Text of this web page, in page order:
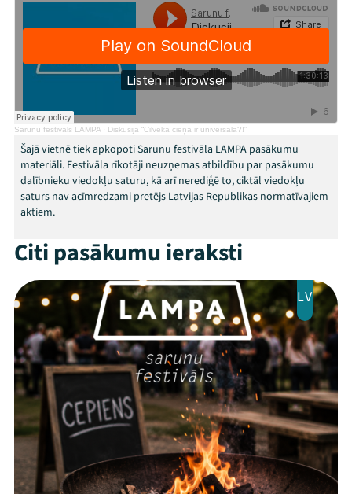
Jaunumi
Ziedo
Veikals
Kontakti
ThreadsFacebookYoutube
X Instagram
Flick TikTok
Sarunu festivāls LAMPA · Diskusija “Cilvēka cieņa ir universāla?!”
Šajā vietnē tiek apkopoti Sarunu festivāla LAMPA pasākumu
materiāli. Festivāla rīkotāji neuzņemas atbildību par pasākumu
dalībnieku viedokļu saturu, kā arī nerediģē to, ciktāl viedokļu
saturs nav acīmredzami pretējs Latvijas Republikas normatīvajiem
aktiem.
Citi pasākumu ieraksti
LV